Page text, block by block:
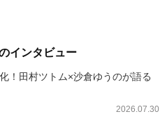
インタビュー
！田村ツトム×沙倉ゆうのが語る
2026.07.30